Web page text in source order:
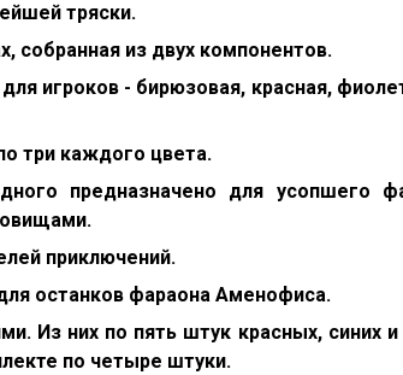
тряски.
собранная из двух компонентов.
игроков - бирюзовая, красная,
три каждого цвета.
предназначено для усопшего
приключений.
останков фараона Аменофиса.
Из них по пять штук красных, синих
по четыре штуки.